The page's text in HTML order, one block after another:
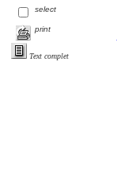
select
print
Text complet